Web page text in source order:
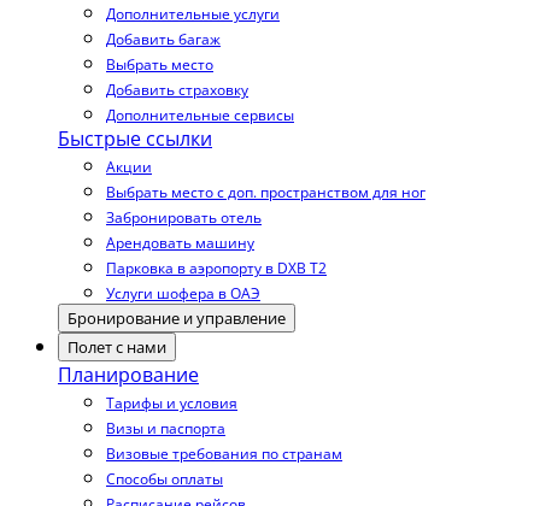
Дополнительные услуги
Добавить багаж
Выбрать место
Добавить страховку
Дополнительные сервисы
Быстрые ссылки
Акции
Выбрать место с доп. пространством для ног
Забронировать отель
Арендовать машину
Парковка в аэропорту в DXB T2
Услуги шофера в ОАЭ
Бронирование и управление
Полет с нами
Планирование
Тарифы и условия
Визы и паспорта
Визовые требования по странам
Способы оплаты